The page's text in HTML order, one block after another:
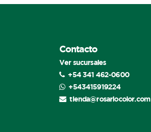
Contacto
Ver sucursales
+54 341 462-0600
+543415919224
tienda@rosariocolor.com